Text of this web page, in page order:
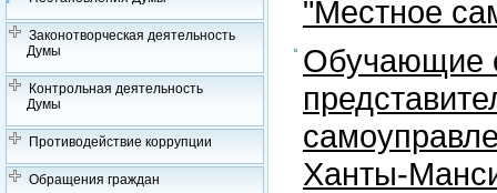
Законотворческая деятельность
Думы
Контрольная деятельность
Думы
Противодействие коррупции
Обращения граждан
"Местное
Обучающие
Ханты-